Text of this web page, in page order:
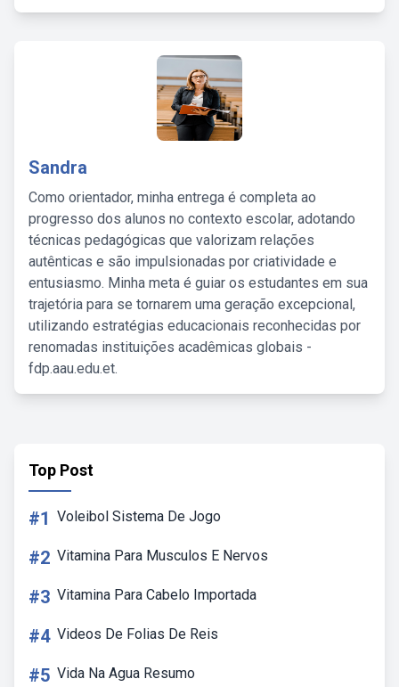
Sandra
Como orientador, minha entrega é completa ao
progresso dos alunos no contexto escolar, adotando
técnicas pedagógicas que valorizam relações
autênticas e são impulsionadas por criatividade e
entusiasmo. Minha meta é guiar os estudantes em sua
trajetória para se tornarem uma geração excepcional,
utilizando estratégias educacionais reconhecidas por
renomadas instituições acadêmicas globais -
fdp.aau.edu.et.
Top Post
#1 Voleibol Sistema De Jogo
#2 Vitamina Para Musculos E Nervos
#3 Vitamina Para Cabelo Importada
#4 Videos De Folias De Reis
#5 Vida Na Agua Resumo